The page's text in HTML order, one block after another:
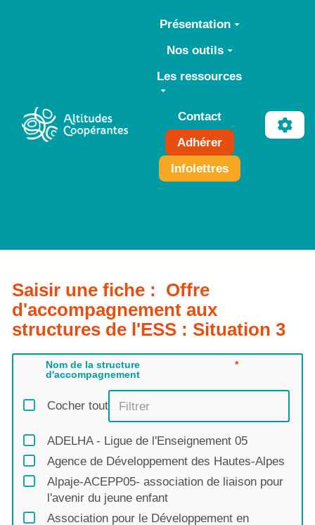
Aller au contenu principal
Présentation
Nos outils
Les ressources
Contact
Adhérer
Infolettres
Saisir une fiche : Offre
d'accompagnement aux
structures de l'ESS : Situation 3
Nom de la structure
d'accompagnement
Cocher tout
ADELHA - Ligue de l'Enseignement 05
Agence de Développement des Hautes-Alpes
Alpaje-ACEPP05- association de liaison pour
l'avenir du jeune enfant
Association pour le Développement en